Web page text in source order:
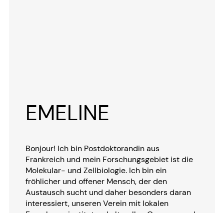
EMELINE
Bonjour! Ich bin Postdoktorandin aus
Frankreich und mein Forschungsgebiet ist die
Molekular- und Zellbiologie. Ich bin ein
fröhlicher und offener Mensch, der den
Austausch sucht und daher besonders daran
interessiert, unseren Verein mit lokalen